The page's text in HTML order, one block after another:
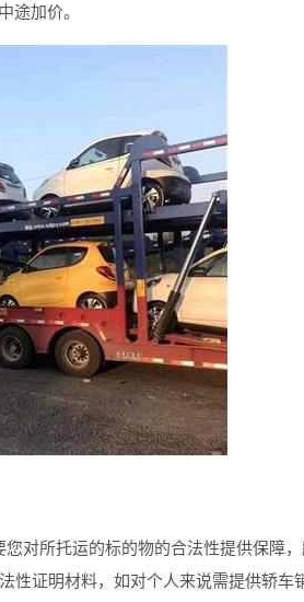
途加价。
对所托运的标的物的合法性提供保障，
性证明材料，如对个人来说需提供轿车